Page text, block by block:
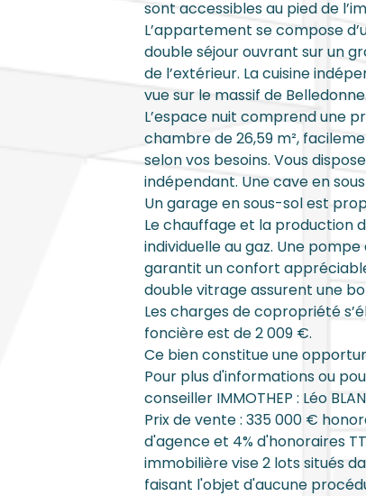
sont accessibles au pied de
L’appartement se compose
double séjour ouvrant sur un
de l’extérieur. La cuisine
vue sur le massif de
L’espace nuit comprend une
chambre de 26,59 m²,
selon vos besoins. Vous
indépendant. Une cave en
Un garage en sous-sol est
Le chauffage et la production
individuelle au gaz. Une
garantit un confort
double vitrage assurent une
Les charges de copropriété
foncière est de 2 009 €.
Ce bien constitue une
Pour plus d'informations ou
conseiller IMMOTHEP : Léo
Prix de vente : 335 000 €
d'agence et 4% d'honoraires
immobilière vise 2 lots situés
faisant l'objet d'aucune